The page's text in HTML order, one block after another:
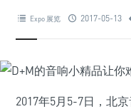
Expo 展览 2017-05-13
2017年5月5-7日，北